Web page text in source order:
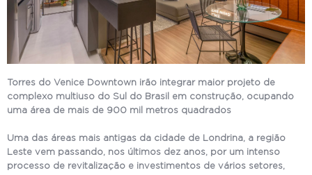
Torres do Venice Downtown irão integrar maior projeto de
complexo multiuso do Sul do Brasil em construção, ocupando
uma área de mais de 900 mil metros quadrados
Uma das áreas mais antigas da cidade de Londrina, a região
Leste vem passando, nos últimos dez anos, por um intenso
processo de revitalização e investimentos de vários setores,